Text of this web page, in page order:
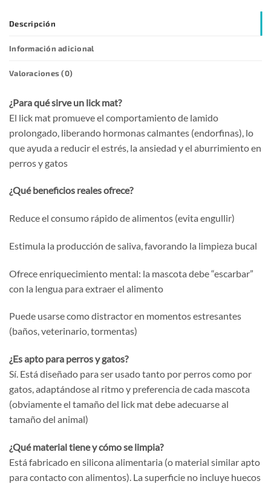
Descripción
Información adicional
Valoraciones (0)
¿Para qué sirve un lick mat?
El lick mat promueve el comportamiento de lamido
prolongado, liberando hormonas calmantes (endorfinas), lo
que ayuda a reducir el estrés, la ansiedad y el aburrimiento en
perros y gatos
¿Qué beneficios reales ofrece?
Reduce el consumo rápido de alimentos (evita engullir)
Estimula la producción de saliva, favorando la limpieza bucal
Ofrece enriquecimiento mental: la mascota debe “escarbar”
con la lengua para extraer el alimento
Puede usarse como distractor en momentos estresantes
(baños, veterinario, tormentas)
¿Es apto para perros y gatos?
Sí. Está diseñado para ser usado tanto por perros como por
gatos, adaptándose al ritmo y preferencia de cada mascota
(obviamente el tamaño del lick mat debe adecuarse al
tamaño del animal)
¿Qué material tiene y cómo se limpia?
Está fabricado en silicona alimentaria (o material similar apto
para contacto con alimentos). La superficie no incluye huecos